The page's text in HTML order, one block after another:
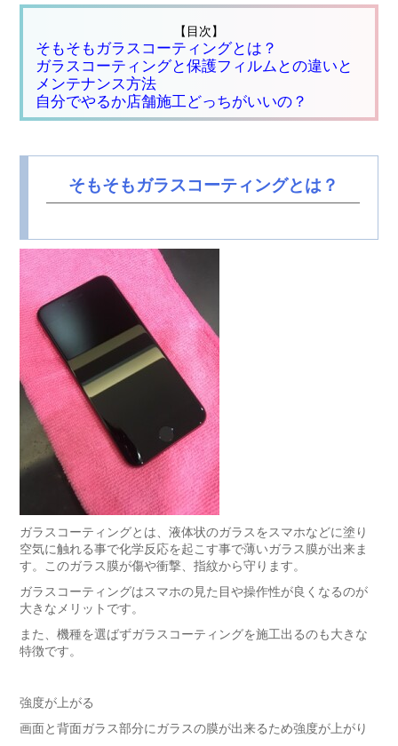
【目次】
そもそもガラスコーティングとは？
ガラスコーティングと保護フィルムとの違いと
メンテナンス方法
自分でやるか店舗施工どっちがいいの？
そもそもガラスコーティングとは？
ガラスコーティングとは、液体状のガラスをスマホなどに塗り
空気に触れる事で化学反応を起こす事で薄いガラス膜が出来ま
す。このガラス膜が傷や衝撃、指紋から守ります。
ガラスコーティングはスマホの見た目や操作性が良くなるのが
大きなメリットです。
また、機種を選ばずガラスコーティングを施工出るのも大きな
特徴です。
強度が上がる
画面と背面ガラス部分にガラスの膜が出来るため強度が上がり